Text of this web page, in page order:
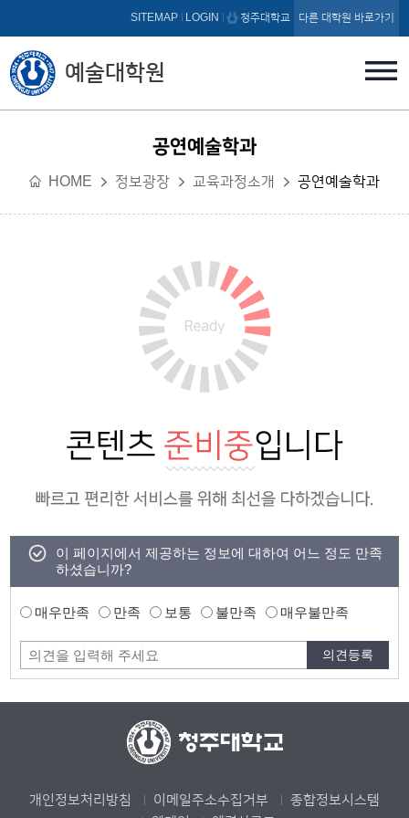
본문 바로가기
예술대학원
SITEMAP LOGIN 청주대학교 다른 대학원 바로가기
공연예술학과
HOME 정보광장 교육과정소개 공연예술학과
이 페이지에서 제공하는 정보에 대하여 어느 정도 만족
하셨습니까?
매우만족 만족 보통 불만족 매우불만족
개인정보처리방침 이메일주소수집거부
종합정보시스템